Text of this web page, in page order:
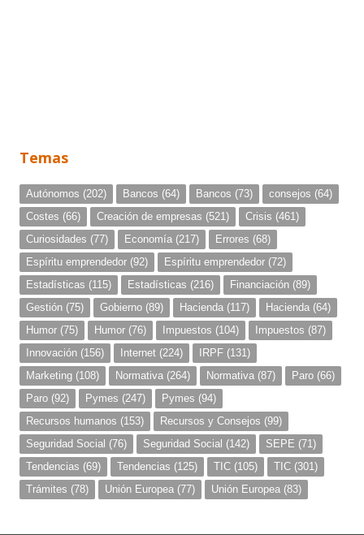
Temas
Autónomos (202) Bancos (64) Bancos (73) consejos (64)
Costes (66) Creación de empresas (521) Crisis (461)
Curiosidades (77) Economía (217) Errores (68)
Espíritu emprendedor (92) Espíritu emprendedor (72)
Estadísticas (115) Estadísticas (216) Financiación (89)
Gestión (75) Gobierno (89) Hacienda (117) Hacienda (64)
Humor (75) Humor (76) Impuestos (104) Impuestos (87)
Innovación (156) Internet (224) IRPF (131)
Marketing (108) Normativa (264) Normativa (87) Paro (66)
Paro (92) Pymes (247) Pymes (94)
Recursos humanos (153) Recursos y Consejos (99)
Seguridad Social (76) Seguridad Social (142) SEPE (71)
Tendencias (69) Tendencias (125) TIC (105) TIC (301)
Trámites (78) Unión Europea (77) Unión Europea (83)